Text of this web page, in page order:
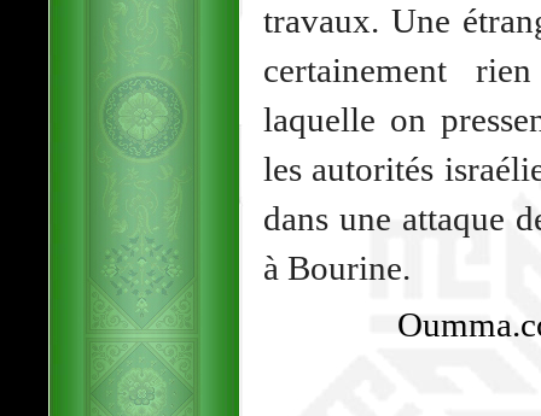
travaux. Une
certainement
laquelle on
les autorités
dans une attaque
à Bourine.